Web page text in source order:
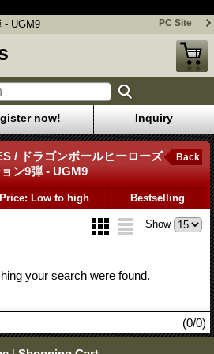
- UGM9 PC Site
now! Inquiry
/ ドラゴンボールヒーローズ
ン9弾 - UGM9
Back
Price: Low to high Bestselling
Show
your search were found.
(0/0)